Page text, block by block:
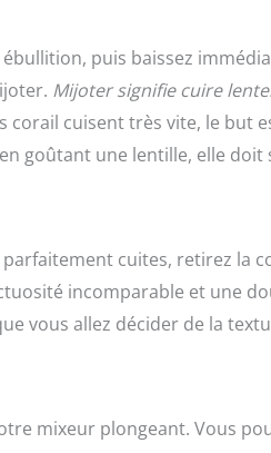
ébullition, puis baissez
Mijoter signifie cuire
corail cuisent très vite, le but
goûtant une lentille, elle doit
cuites, retirez la
incomparable et une
vous allez décider de la
mixeur plongeant. Vous